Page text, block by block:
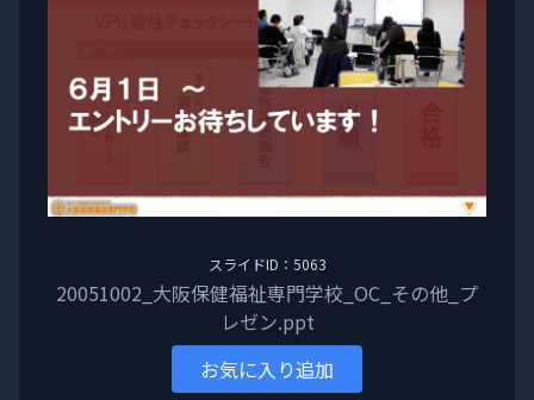
スライドID：5063
20051002_大阪保健福祉専門学校_OC_その他_プ
レゼン.ppt
お気に入り追加